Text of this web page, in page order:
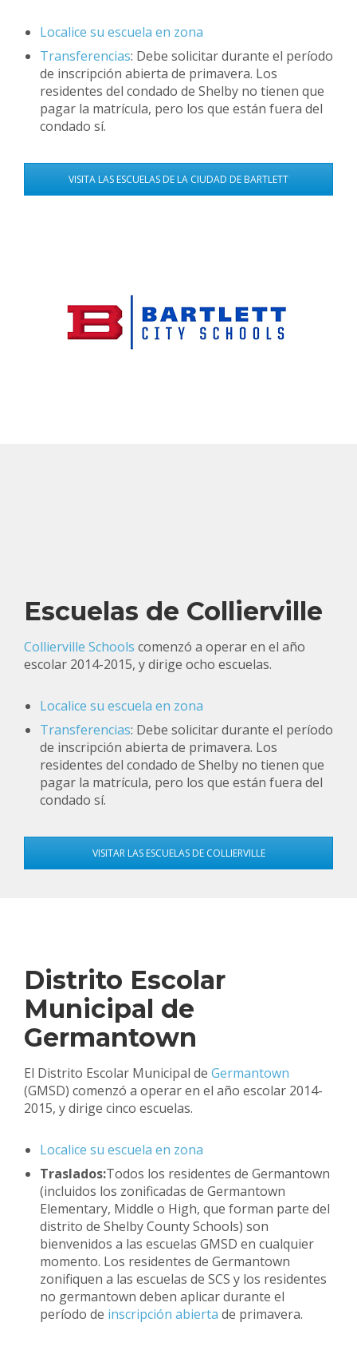
Localice su escuela en zona
Transferencias: Debe solicitar durante el período
de inscripción abierta de primavera. Los
residentes del condado de Shelby no tienen que
pagar la matrícula, pero los que están fuera del
condado sí.
VISITA LAS ESCUELAS DE LA CIUDAD DE BARTLETT
Escuelas de Collierville
Collierville Schools comenzó a operar en el año
escolar 2014-2015, y dirige ocho escuelas.
Localice su escuela en zona
Transferencias: Debe solicitar durante el período
de inscripción abierta de primavera. Los
residentes del condado de Shelby no tienen que
pagar la matrícula, pero los que están fuera del
condado sí.
VISITAR LAS ESCUELAS DE COLLIERVILLE
Distrito Escolar
Municipal de
Germantown
El Distrito Escolar Municipal de Germantown
(GMSD) comenzó a operar en el año escolar 2014-
2015, y dirige cinco escuelas.
Localice su escuela en zona
Traslados:Todos los residentes de Germantown
(incluidos los zonificadas de Germantown
Elementary, Middle o High, que forman parte del
distrito de Shelby County Schools) son
bienvenidos a las escuelas GMSD en cualquier
momento. Los residentes de Germantown
zonifiquen a las escuelas de SCS y los residentes
no germantown deben aplicar durante el
período de inscripción abierta de primavera.